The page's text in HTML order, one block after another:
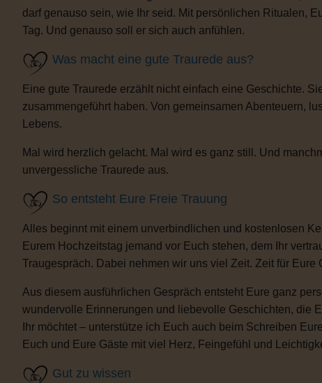
darf genauso sein, wie Ihr seid. Mit persönlichen Ritualen,
Tag. Und genauso soll er sich auch anfühlen.
Was macht eine gute Traurede aus?
Eine gute Traurede erzählt nicht einfach eine Geschichte.
zusammengeführt haben. Von gemeinsamen Abenteuern,
Lebens.
Mal wird herzlich gelacht. Mal wird es ganz still. Und
unvergessliche Traurede aus.
So entsteht Eure Freie Trauung
Alles beginnt mit einem unverbindlichen und kostenlosen
Eurem Hochzeitstag jemand vor Euch stehen, dem Ihr
Traugespräch. Dabei nehmen wir uns viel Zeit. Zeit für
Aus diesem ausführlichen Gespräch entsteht Eure ganz
wundervolle Erinnerungen und liebevolle Geschichten, die
Ihr möchtet – unterstütze ich Euch auch beim Schreiben
Euch und Eure Gäste mit viel Herz, Feingefühl und
Gut zu wissen